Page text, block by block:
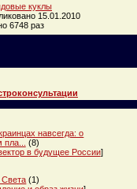
куклы
15.01.2010
6748 раз
навсегда: о
(8)
в будущее России]
Света (1)